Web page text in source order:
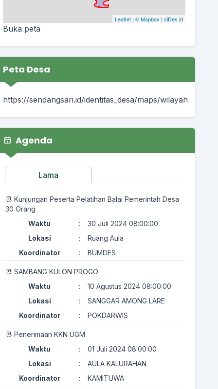
Leaflet| © Mapbox | siDes.id
Buka peta
Peta Desa
https://sendangsari.id/identitas_desa/maps/wilayah
Agenda
Lama
Kunjungan Peserta Pelatihan Balai Pemerintah Desa
30 Orang
Waktu
:
30 Juli 2024 08:00:00
Lokasi
:
Ruang Aula
Koordinator
: BUMDES
SAMBANG KULON PROGO
Waktu
:
10 Agustus 2024 08:00:00
Lokasi
:
SANGGAR AMONG LARE
Koordinator
: POKDARWIS
Penerimaan KKN UGM
Waktu
:
01 Juli 2024 08:00:00
Lokasi
:
AULA KALURAHAN
Koordinator
: KAMITUWA